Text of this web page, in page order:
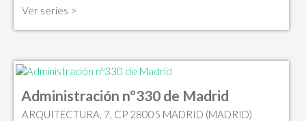
Ver series >
Administración nº330 de Madrid
ARQUITECTURA, 7, CP 28005 MADRID (MADRID)